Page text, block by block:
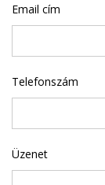
Email cím
Telefonszám
Üzenet